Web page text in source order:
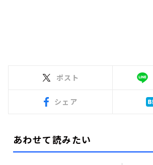
ポスト
シェア
あわせて読みたい